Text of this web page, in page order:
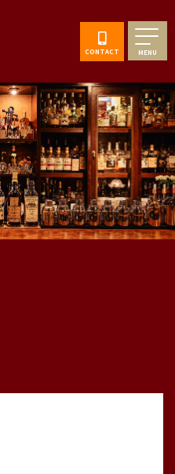
CONTACT MENU